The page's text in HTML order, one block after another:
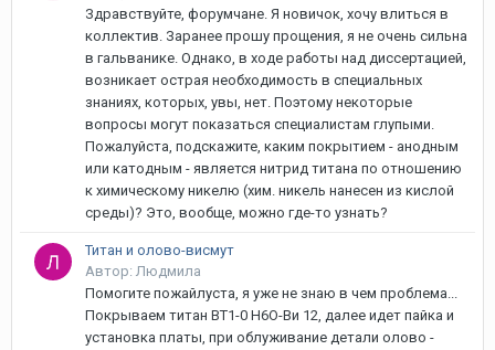
Здравствуйте, форумчане. Я новичок, хочу влиться в
коллектив. Заранее прошу прощения, я не очень сильна
в гальванике. Однако, в ходе работы над диссертацией,
возникает острая необходимость в специальных
знаниях, которых, увы, нет. Поэтому некоторые
вопросы могут показаться специалистам глупыми.
Пожалуйста, подскажите, каким покрытием - анодным
или катодным - является нитрид титана по отношению
к химическому никелю (хим. никель нанесен из кислой
среды)? Это, вообще, можно где-то узнать?
Титан и олово-висмут
Автор: Людмила
Помогите пожайлуста, я уже не знаю в чем проблема...
Покрываем титан ВТ1-0 Н6О-Ви 12, далее идет пайка и
установка платы, при облуживание детали олово -